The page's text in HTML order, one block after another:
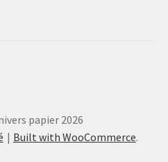
papier 2026
Built with WooCommerce.